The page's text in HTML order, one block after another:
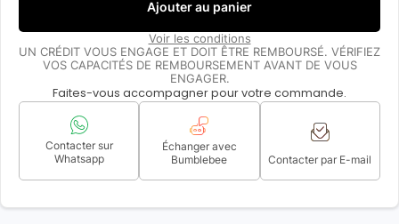
Ajouter au panier
Voir les conditions
UN CRÉDIT VOUS ENGAGE ET DOIT ÊTRE REMBOURSÉ. VÉRIFIEZ
VOS CAPACITÉS DE REMBOURSEMENT AVANT DE VOUS
ENGAGER.
Faites-vous accompagner pour votre commande.
Contacter sur
Whatsapp
Échanger avec
Bumblebee
Contacter par E-mail